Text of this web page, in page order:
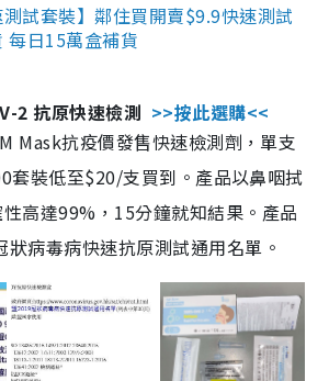
試套裝】鄰住買開賣$9.9快速測試
每日15萬盒補貨
2 抗原快速檢測 >>按此選購<<
Mask抗疫價發售快速檢測劑，單支
套裝低至$20/支買到。產品以鼻咽拭
高達99%，15分鐘就知結果。產品
病毒病快速抗原測試通用名單。